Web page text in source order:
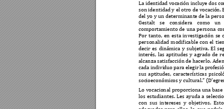
La identidad vocación incluye dos
son identidad y el otro de vocación.
del yo y un determinante de la
Gestalt
se considera como
un
comportamiento de una persona
Por tanto, en esta investigación se
personalidad modificable con el
decir es dinámica y subjetiva. El
interés, las aptitudes y agrado de
alcanza satisfacción de hacerlo.
cada individuo para elegir la
sus aptitudes, características
socioeconómicos y cultural.” (D’egre
Lo vocacional proporciona una base
los estudiantes. Les ayuda a
con sus intereses y objetivos.